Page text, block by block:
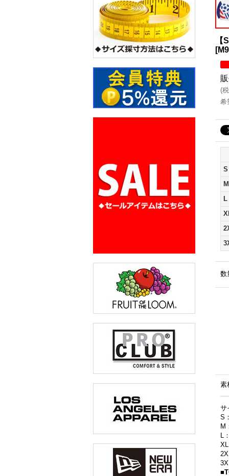
[
(
希
S
M
L
数
素
サ
S
M
L